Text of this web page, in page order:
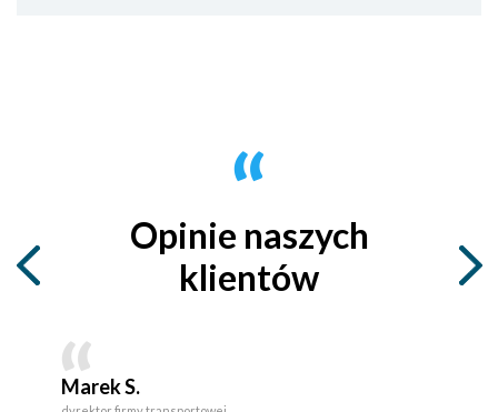
Opinie naszych
klientów
Marek S.